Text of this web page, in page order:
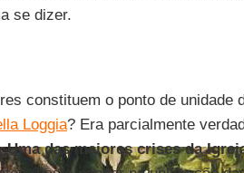
se dizer.
constituem o ponto de
Loggia? Era parcialmente
Uma das maiores crises da